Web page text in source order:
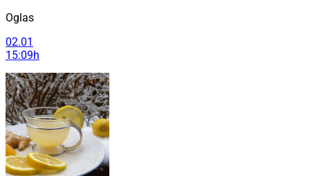
Oglas
02.01
15:09h